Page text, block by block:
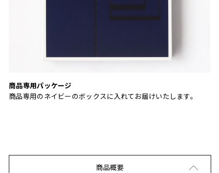
商品専用パッケージ
商品専用のネイビーのボックスに入れてお届けいたします。
商品概要